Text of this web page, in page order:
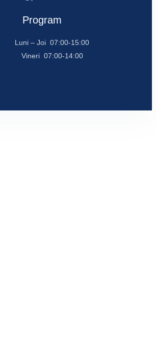
Program
Luni – Joi 07:00-15:00
Vineri 07:00-14:00